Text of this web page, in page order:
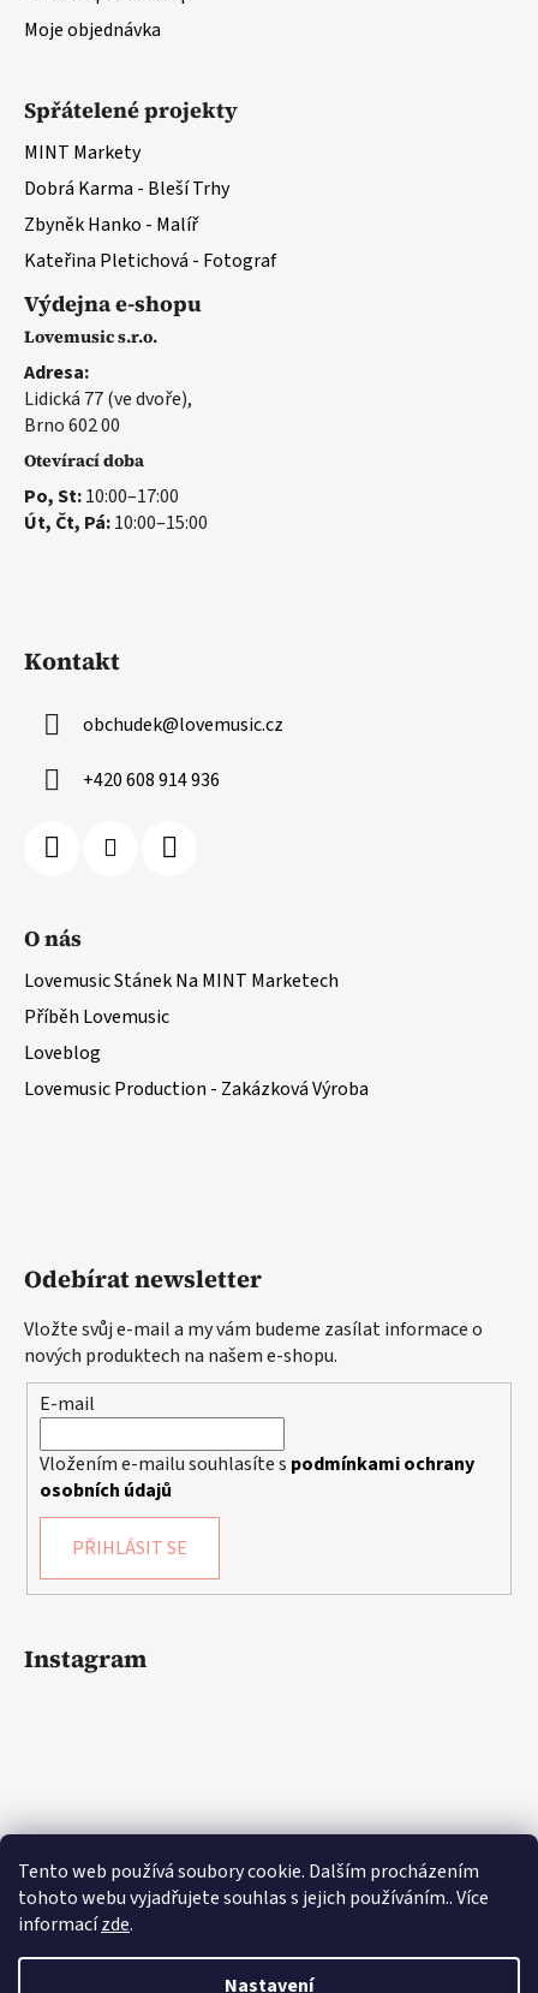
Tento web používá soubory cookie. Dalším procházením
tohoto webu vyjadřujete souhlas s jejich používáním.. Více
informacízde.
Nastavení
Moje objednávka
Spřátelené projekty
MINT Markety
Dobrá Karma - Bleší Trhy
Zbyněk Hanko - Malíř
Kateřina Pletichová - Fotograf
Výdejna e-shopu
Lovemusic s.r.o.
Adresa:
Lidická 77 (ve dvoře),
Brno 602 00
Otevírací doba
Po, St:10:00–17:00
Út, Čt, Pá:10:00–15:00
Kontakt
obchudek@lovemusic.cz
+420 608 914 936
O nás
Lovemusic Stánek Na MINT Marketech
Příběh Lovemusic
Loveblog
Lovemusic Production - Zakázková Výroba
Odebírat newsletter
Vložte svůj e-mail a my vám budeme zasílat informace o
nových produktech na našem e-shopu.
E-mail
Vložením e-mailu souhlasíte s podmínkami ochrany
osobních údajů
PŘIHLÁSIT SE
Instagram
Sledovat na Instagramu